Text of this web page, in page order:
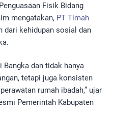
Fisik Bidang
mengatakan, PT Timah
dari kehidupan sosial dan
Bangka dan tidak hanya
tetapi juga konsisten
rumah ibadah,” ujar
Pemerintah Kabupaten